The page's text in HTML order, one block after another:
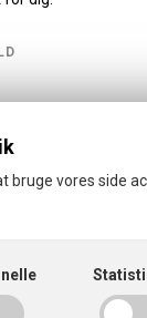
bruge vores side